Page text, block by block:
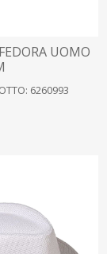
UOMO
6260993